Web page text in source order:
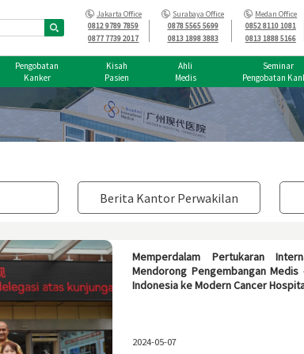
Jakarta Office
0812 9789 7859
0877 7739 2017
Surabaya Office
0878 5565 5699
0813 1898 3883
Medan Office
0852 8110 1081
0813 1888 5166
Pengobatan
Kanker
Kisah
Pasien
Ahli
Medis
Seminar
Pengobatan
Berita Kantor Perwakilan
Memperdalam Pertukaran
Mendorong Pengembangan
Indonesia ke Modern Cancer
2024-05-07